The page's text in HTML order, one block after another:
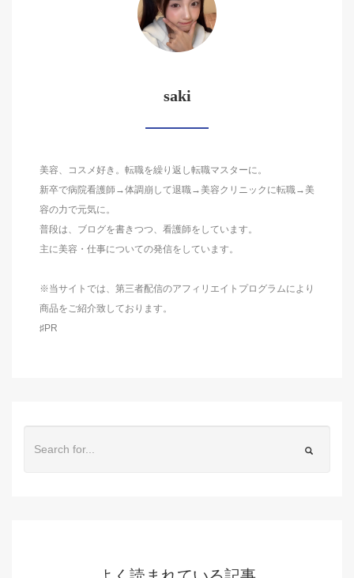
saki
美容、コスメ好き。転職を繰り返し転職マスターに。
新卒で病院看護師→体調崩して退職→美容クリニックに転職→美
容の力で元気に。
普段は、ブログを書きつつ、看護師をしています。
主に美容・仕事についての発信をしています。
※当サイトでは、第三者配信のアフィリエイトプログラムにより
商品をご紹介致しております。
♯PR